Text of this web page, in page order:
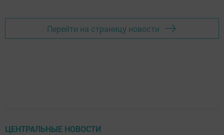
Перейти на страницу новости
ЦЕНТРАЛЬНЫЕ НОВОСТИ